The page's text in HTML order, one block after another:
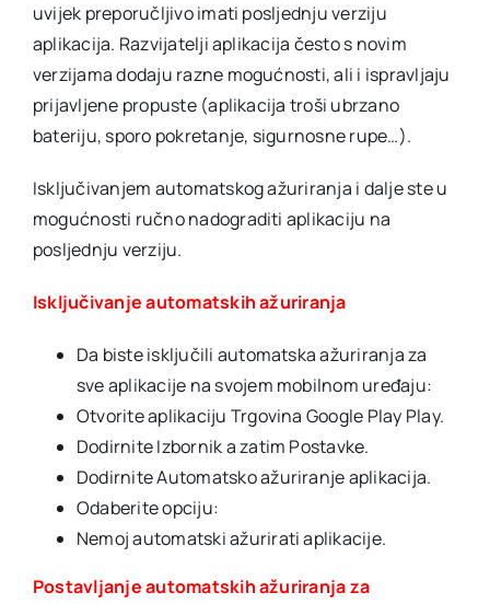
uvijek preporučljivo imati posljednju verziju
aplikacija. Razvijatelji aplikacija često s novim
verzijama dodaju razne mogućnosti, ali i ispravljaju
prijavljene propuste (aplikacija troši ubrzano
bateriju, sporo pokretanje, sigurnosne rupe…).
Isključivanjem automatskog ažuriranja i dalje ste u
mogućnosti ručno nadograditi aplikaciju na
posljednju verziju.
Isključivanje automatskih ažuriranja
Da biste isključili automatska ažuriranja za
sve aplikacije na svojem mobilnom uređaju:
Otvorite aplikaciju Trgovina Google Play Play.
Dodirnite Izbornik a zatim Postavke.
Dodirnite Automatsko ažuriranje aplikacija.
Odaberite opciju:
Nemoj automatski ažurirati aplikacije.
Postavljanje automatskih ažuriranja za